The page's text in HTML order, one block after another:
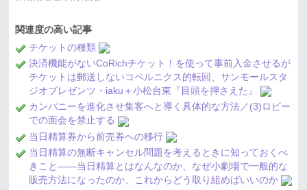
関連度の高い記事
チケットの種類
決済機能がないCoRichチケット！を使って事前入金させるが
チケットは郵送しないコペルニクス的転回、サンモールスタ
ジオプレゼンツ・iaku＋小松台東『目頭を押さえた』
カンパニーを進化させ集客へと導く具体的な方法／(3)ロビー
での面会を禁止する
当日精算券から前売券への移行
当日精算の無断キャンセル問題を考えるときに知っておくべ
きこと――当日精算とはなんなのか、なぜ小劇場で一般的な
販売方法になったのか、これからどう取り組めばいいのか